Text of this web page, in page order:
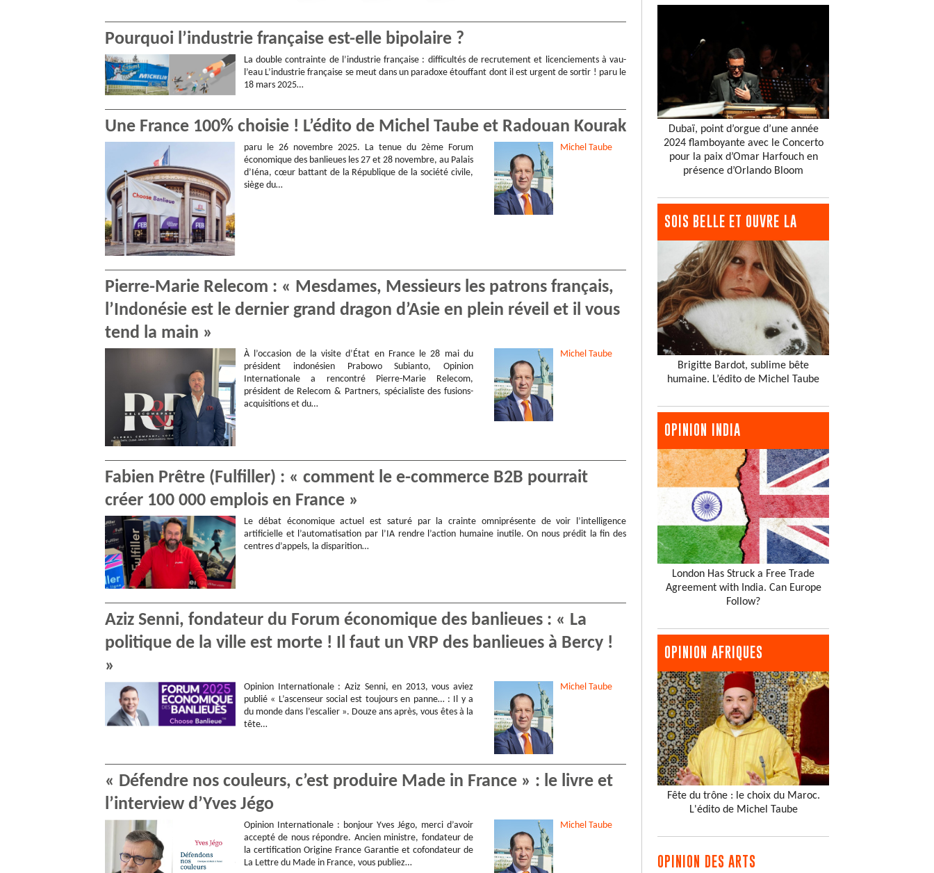
Pourquoi l’industrie française est-elle bipolaire ?
La double contrainte de l’industrie française : difficultés de recrutement et licenciements à vau-
l’eau L’industrie française se meut dans un paradoxe étouffant dont il est urgent de sortir ! paru le
18 mars 2025…
Une France 100% choisie ! L’édito de Michel Taube et Radouan Kourak
paru le 26 novembre 2025. La tenue du 2ème Forum
économique des banlieues les 27 et 28 novembre, au Palais
d’Iéna, cœur battant de la République de la société civile,
siège du…
Michel Taube
Pierre-Marie Relecom : « Mesdames, Messieurs les patrons français,
l’Indonésie est le dernier grand dragon d’Asie en plein réveil et il vous
tend la main »
À l’occasion de la visite d’État en France le 28 mai du
président indonésien Prabowo Subianto, Opinion
Internationale a rencontré Pierre-Marie Relecom,
président de Relecom & Partners, spécialiste des fusions-
acquisitions et du…
Michel Taube
Fabien Prêtre (Fulfiller) : « comment le e-commerce B2B pourrait
créer 100 000 emplois en France »
Le débat économique actuel est saturé par la crainte omniprésente de voir l’intelligence
artificielle et l’automatisation par l’IA rendre l’action humaine inutile. On nous prédit la fin des
centres d’appels, la disparition…
Aziz Senni, fondateur du Forum économique des banlieues : « La
politique de la ville est morte ! Il faut un VRP des banlieues à Bercy !
»
Opinion Internationale : Aziz Senni, en 2013, vous aviez
publié « L’ascenseur social est toujours en panne… : Il y a
du monde dans l’escalier ». Douze ans après, vous êtes à la
tête…
Michel Taube
« Défendre nos couleurs, c’est produire Made in France » : le livre et
l’interview d’Yves Jégo
Opinion Internationale : bonjour Yves Jégo, merci d’avoir
accepté de nous répondre. Ancien ministre, fondateur de
la certification Origine France Garantie et cofondateur de
La Lettre du Made in France, vous publiez…
Michel Taube
Dubaï, point d’orgue d’une année
2024 flamboyante avec le Concerto
pour la paix d’Omar Harfouch en
présence d’Orlando Bloom
SOIS BELLE ET OUVRE LA
Brigitte Bardot, sublime bête
humaine. L’édito de Michel Taube
OPINION INDIA
London Has Struck a Free Trade
Agreement with India. Can Europe
Follow?
OPINION AFRIQUES
Fête du trône : le choix du Maroc.
L'édito de Michel Taube
OPINION DES ARTS